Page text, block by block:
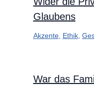
Glaubens
Akzente, Ethik,
War das